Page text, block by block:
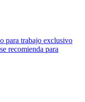
para trabajo exclusivo
recomienda para